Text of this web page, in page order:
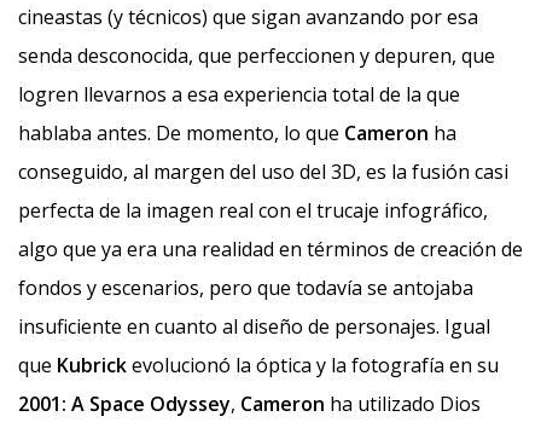
cineastas (y técnicos) que sigan avanzando por esa
senda desconocida, que perfeccionen y depuren, que
logren llevarnos a esa experiencia total de la que
hablaba antes. De momento, lo que Cameron ha
conseguido, al margen del uso del 3D, es la fusión casi
perfecta de la imagen real con el trucaje infográfico,
algo que ya era una realidad en términos de creación de
fondos y escenarios, pero que todavía se antojaba
insuficiente en cuanto al diseño de personajes. Igual
que Kubrickevolucionó la óptica y la fotografía en su
2001: A Space Odyssey, Cameron ha utilizado Dios